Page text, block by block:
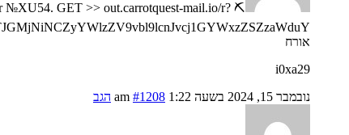
№XU54. GET >> out.carrotquest-mail.io/r?
אורח
i0xa29
נובמבר 15, 2024 בשעה 1:22 am
#1208 הגב